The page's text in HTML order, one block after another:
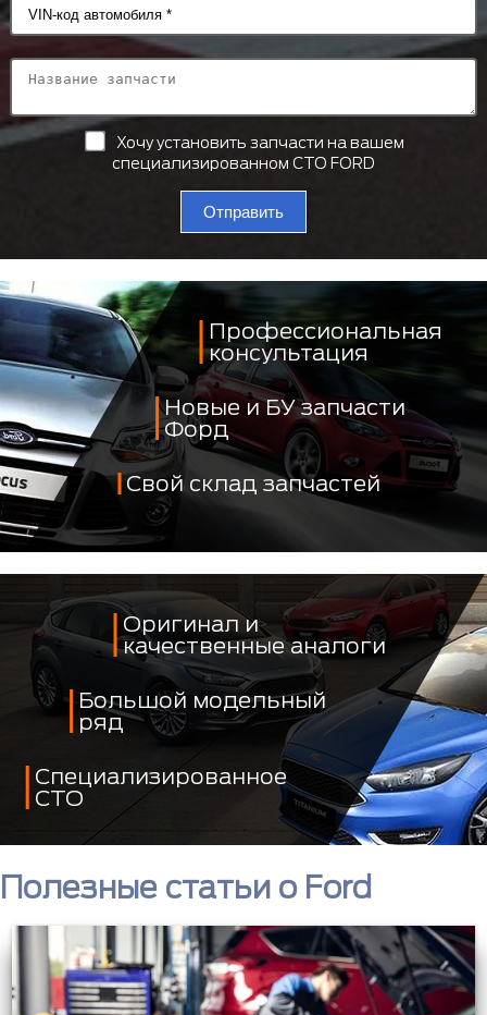
Хочу установить запчасти на вашем
специализированном СТО FORD
Отправить
Профессиональная
консультация
Новые и БУ запчасти
Форд
Свой склад запчастей
Оригинал и
качественные аналоги
Большой модельный
ряд
Специализированное
СТО
Полезные статьи о Ford